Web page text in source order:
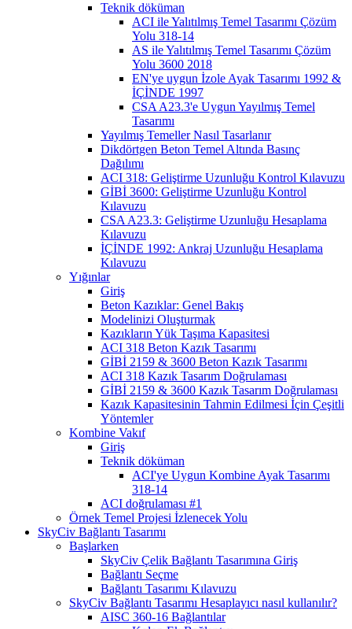
Teknik döküman
ACI ile Yalıtılmış Temel Tasarımı Çözüm
Yolu 318-14
AS ile Yalıtılmış Temel Tasarımı Çözüm
Yolu 3600 2018
EN'ye uygun İzole Ayak Tasarımı 1992 &
İÇİNDE 1997
CSA A23.3'e Uygun Yayılmış Temel
Tasarımı
Yayılmış Temeller Nasıl Tasarlanır
Dikdörtgen Beton Temel Altında Basınç
Dağılımı
ACI 318: Geliştirme Uzunluğu Kontrol Kılavuzu
GİBİ 3600: Geliştirme Uzunluğu Kontrol
Kılavuzu
CSA A23.3: Geliştirme Uzunluğu Hesaplama
Kılavuzu
İÇİNDE 1992: Ankraj Uzunluğu Hesaplama
Kılavuzu
Yığınlar
Giriş
Beton Kazıklar: Genel Bakış
Modelinizi Oluşturmak
Kazıkların Yük Taşıma Kapasitesi
ACI 318 Beton Kazık Tasarımı
GİBİ 2159 & 3600 Beton Kazık Tasarımı
ACI 318 Kazık Tasarım Doğrulaması
GİBİ 2159 & 3600 Kazık Tasarım Doğrulaması
Kazık Kapasitesinin Tahmin Edilmesi İçin Çeşitli
Yöntemler
Kombine Vakıf
Giriş
Teknik döküman
ACI'ye Uygun Kombine Ayak Tasarımı
318-14
ACI doğrulaması #1
Örnek Temel Projesi İzlenecek Yolu
SkyCiv Bağlantı Tasarımı
Başlarken
SkyCiv Çelik Bağlantı Tasarımına Giriş
Bağlantı Seçme
Bağlantı Tasarımı Kılavuzu
SkyCiv Bağlantı Tasarımı Hesaplayıcı nasıl kullanılır?
AISC 360-16 Bağlantılar